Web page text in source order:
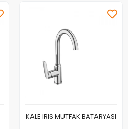
KALE IRIS MUTFAK BATARYASI